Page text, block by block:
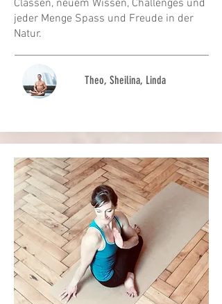
Classen, neuem Wissen, Challenges und
jeder Menge Spass und Freude in der
Natur.
Theo, Sheilina, Linda